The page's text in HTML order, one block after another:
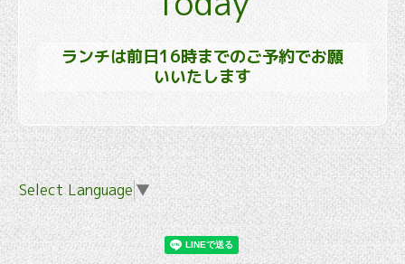
ランチは前日16時までのご予約でお願
いいたします
Select Language ▼